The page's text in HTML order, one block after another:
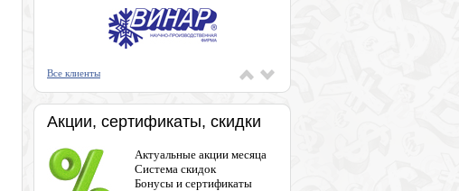
Все клиенты
Акции, сертификаты, скидки
Актуальные акции месяца
Система скидок
Бонусы и сертификаты